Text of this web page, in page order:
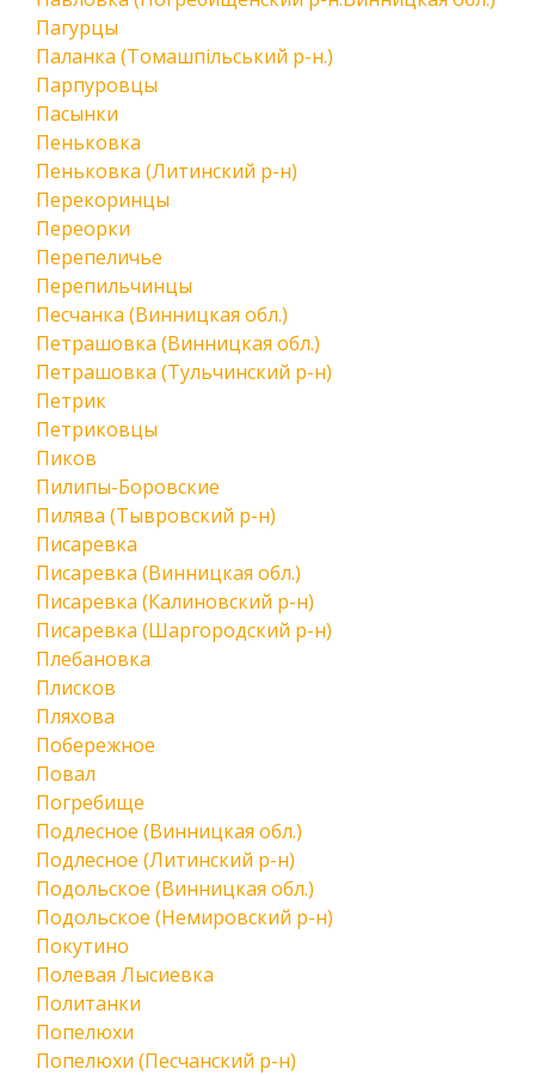
Пагурцы
Паланка (Томашпільський р-н.)
Парпуровцы
Пасынки
Пеньковка
Пеньковка (Литинский р-н)
Перекоринцы
Переорки
Перепеличье
Перепильчинцы
Песчанка (Винницкая обл.)
Петрашовка (Винницкая обл.)
Петрашовка (Тульчинский р-н)
Петрик
Петриковцы
Пиков
Пилипы-Боровские
Пилява (Тывровский р-н)
Писаревка
Писаревка (Винницкая обл.)
Писаревка (Калиновский р-н)
Писаревка (Шаргородский р-н)
Плебановка
Плисков
Пляхова
Побережное
Повал
Погребище
Подлесное (Винницкая обл.)
Подлесное (Литинский р-н)
Подольское (Винницкая обл.)
Подольское (Немировский р-н)
Покутино
Полевая Лысиевка
Политанки
Попелюхи
Попелюхи (Песчанский р-н)